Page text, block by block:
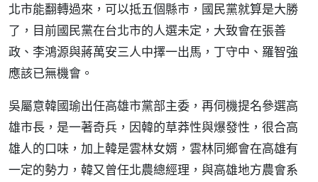
北市能翻轉過來，可以抵五個縣市，國民黨就算是大勝
了，目前國民黨在台北市的人選未定，大致會在張善
政、李鴻源與蔣萬安三人中擇一出馬，丁守中、羅智強
應該已無機會。
吳屬意韓國瑜出任高雄市黨部主委，再伺機提名參選高
雄市長，是一著奇兵，因韓的草莽性與爆發性，很合高
雄人的口味，加上韓是雲林女婿，雲林同鄉會在高雄有
一定的勢力，韓又曾任北農總經理，與高雄地方農會系